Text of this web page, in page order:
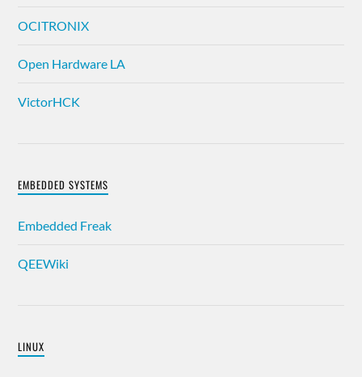
OCITRONIX
Open Hardware LA
VictorHCK
EMBEDDED SYSTEMS
Embedded Freak
QEEWiki
LINUX